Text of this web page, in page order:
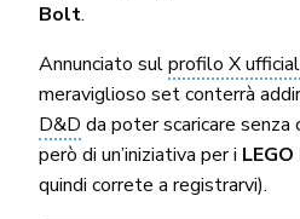
Bolt.
Annunciato sulprofilo X
meraviglioso set conterrà
D&D da poter scaricare
però di un’iniziativa per i
quindi correte a registrarvi).